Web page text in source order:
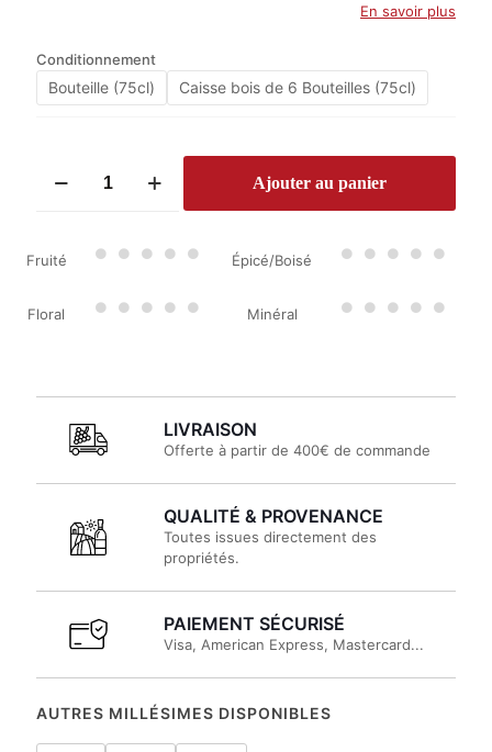
En savoir plus
Conditionnement
Bouteille (75cl) Caisse bois de 6 Bouteilles (75cl)
2022
Ajouter au panier
Fruité Épicé/Boisé
Floral Minéral
LIVRAISON
Offerte à partir de 400€ de commande
QUALITÉ & PROVENANCE
Toutes issues directement des
propriétés.
PAIEMENT SÉCURISÉ
Visa, American Express, Mastercard...
AUTRES MILLÉSIMES DISPONIBLES